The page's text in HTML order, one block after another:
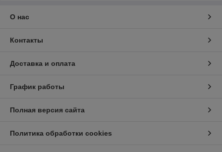
О нас
Контакты
Доставка и оплата
График работы
Полная версия сайта
Политика обработки cookies